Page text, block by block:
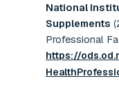
National
Supplements
Professional
https://